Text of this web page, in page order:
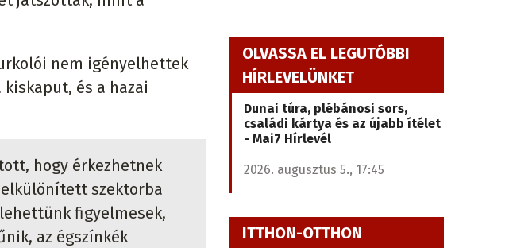
nem igényelhettek
és a hazai
hogy érkezhetnek
elkülönített szektorba
figyelmesek,
az égszínkék
OLVASSA EL LEGUTÓBBI
HÍRLEVELÜNKET
Dunai túra, plébánosi sors,
családi kártya és az újabb ítélet
- Mai7 Hírlevél
2026. augusztus 5., 17:45
ITTHON-OTTHON